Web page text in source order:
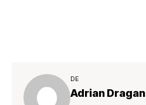
DE
Adrian Dragan